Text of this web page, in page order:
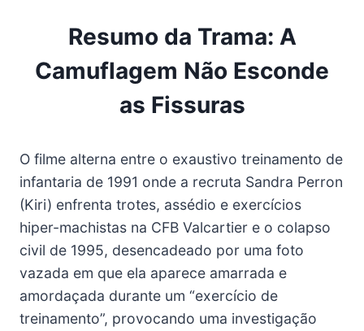
Resumo da Trama: A
Camuflagem Não Esconde
as Fissuras
O filme alterna entre o exaustivo treinamento de
infantaria de 1991 onde a recruta Sandra Perron
(Kiri) enfrenta trotes, assédio e exercícios
hiper-machistas na CFB Valcartier e o colapso
civil de 1995, desencadeado por uma foto
vazada em que ela aparece amarrada e
amordaçada durante um “exercício de
treinamento”, provocando uma investigação